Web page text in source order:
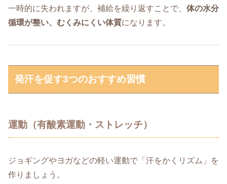
一時的に失われますが、補給を繰り返すことで、 体の水分
循環が整い、むくみにくい体質になります。
発汗を促す3つのおすすめ習慣
運動（有酸素運動・ストレッチ）
ジョギングやヨガなどの軽い運動で「汗をかくリズム」を
作りましょう。